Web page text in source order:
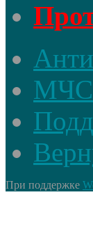
МЧС
При поддержке